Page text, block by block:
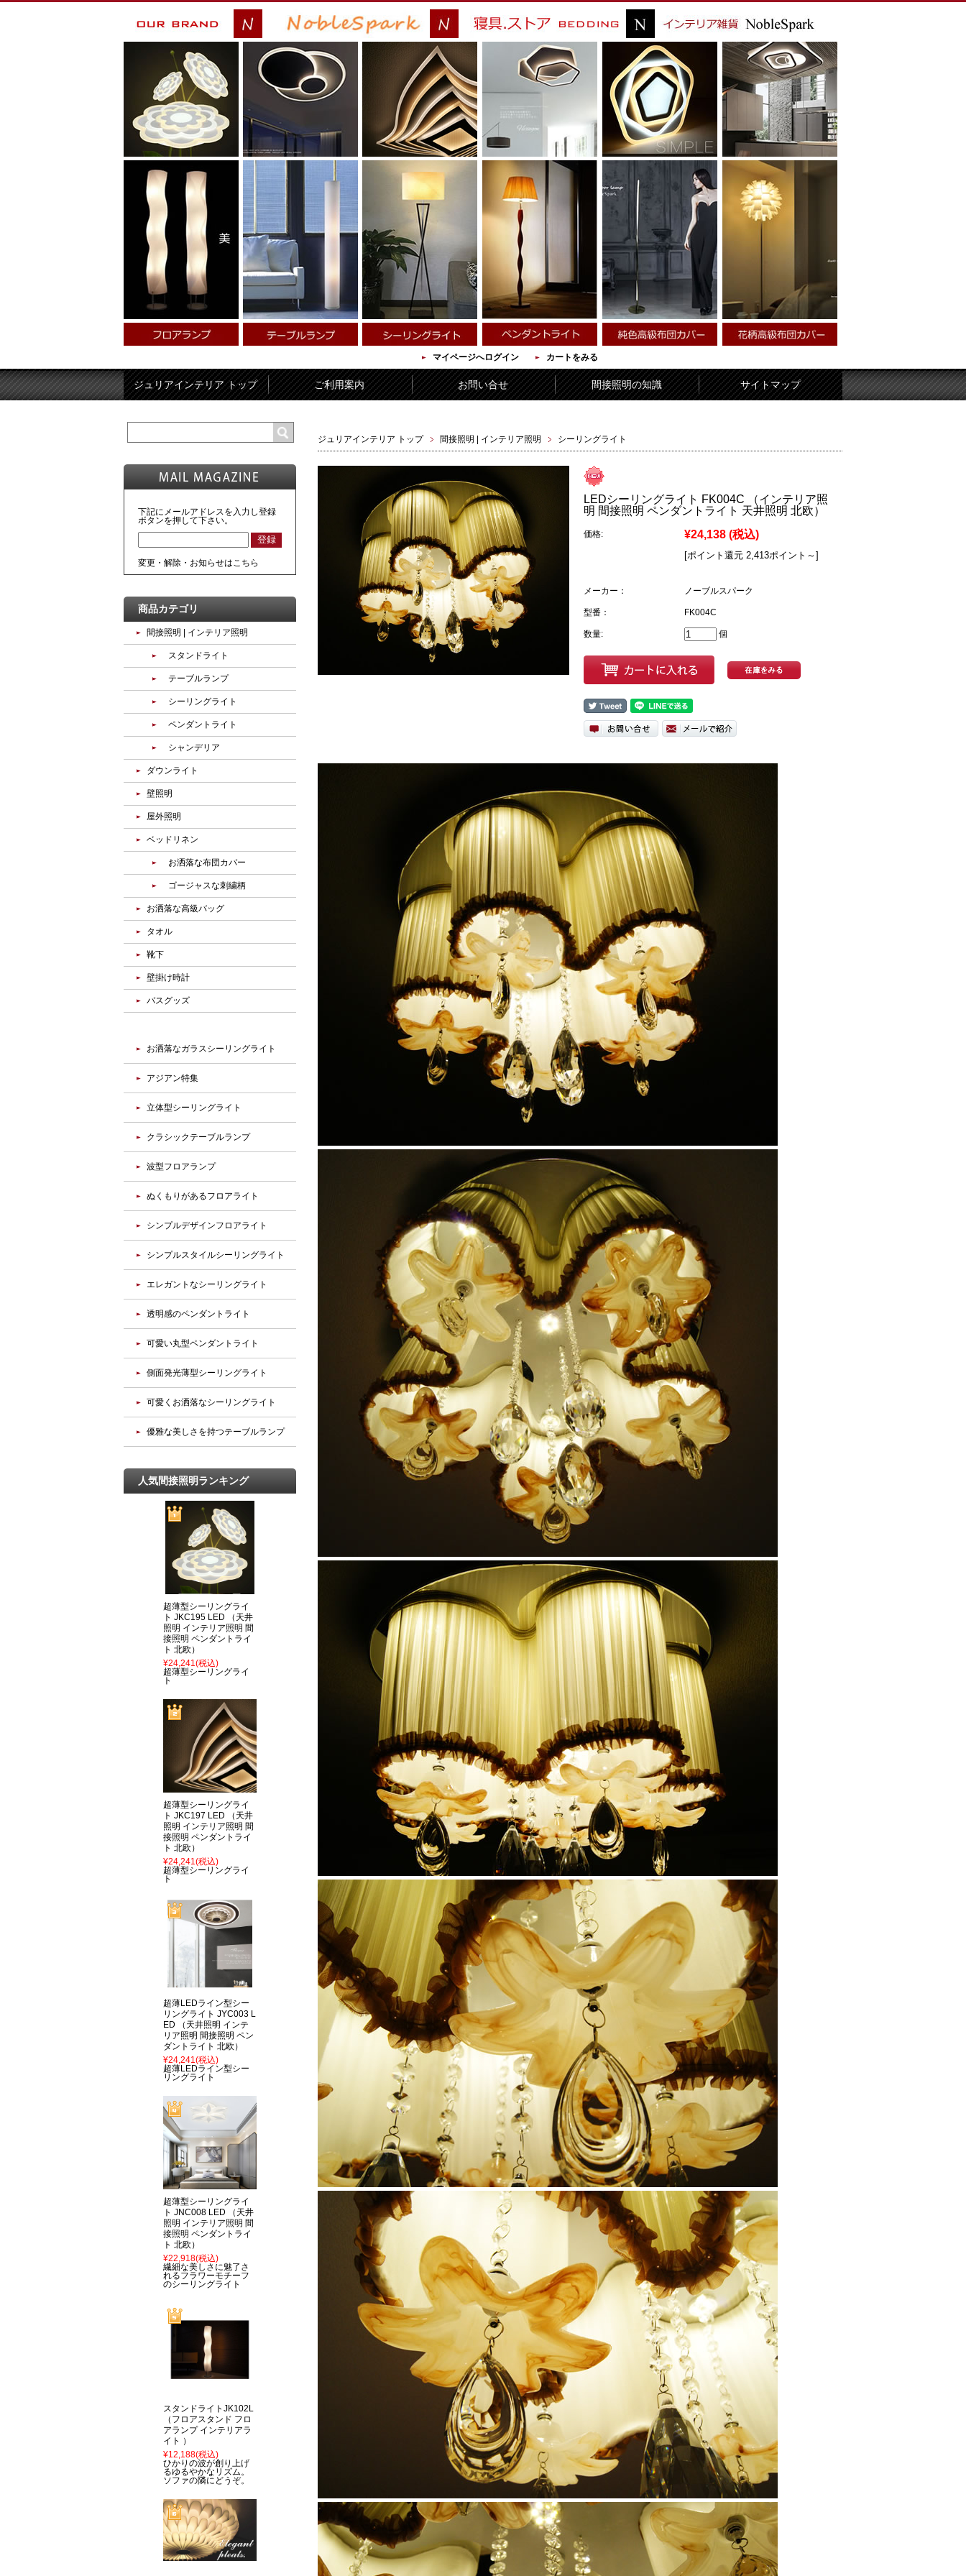
マイページへログイン カートをみる
ジュリアインテリア トップ ご利用案内 お問い合せ 間接照明の知識 サイトマップ
ジュリアインテリア トップ 間接照明 | インテリア照明 シーリングライト
LEDシーリングライト FK004C （インテリア照
明 間接照明 ペンダントライト 天井照明 北欧）
価格: ¥24,138 (税込)
[ポイント還元 2,413ポイント～]
メーカー： ノーブルスパーク
型番： FK004C
数量: 個
下記にメールアドレスを入力し登録
ボタンを押して下さい。
変更・解除・お知らせはこちら
商品カテゴリ
間接照明 | インテリア照明
スタンドライト
テーブルランプ
シーリングライト
ペンダントライト
シャンデリア
ダウンライト
壁照明
屋外照明
ベッドリネン
お洒落な布団カバー
ゴージャスな刺繍柄
お洒落な高級バッグ
タオル
靴下
壁掛け時計
バスグッズ
お洒落なガラスシーリングライト
アジアン特集
立体型シーリングライト
クラシックテーブルランプ
波型フロアランプ
ぬくもりがあるフロアライト
シンプルデザインフロアライト
シンプルスタイルシーリングライト
エレガントなシーリングライト
透明感のペンダントライト
可愛い丸型ペンダントライト
側面発光薄型シーリングライト
可愛くお洒落なシーリングライト
優雅な美しさを持つテーブルランプ
人気間接照明ランキング
超薄型シーリングライ
ト JKC195 LED （天井
照明 インテリア照明 間
接照明 ペンダントライ
ト 北欧）
¥24,241(税込)
超薄型シーリングライ
ト
超薄型シーリングライ
ト JKC197 LED （天井
照明 インテリア照明 間
接照明 ペンダントライ
ト 北欧）
¥24,241(税込)
超薄型シーリングライ
ト
超薄LEDライン型シー
リングライト JYC003 L
ED （天井照明 インテ
リア照明 間接照明 ペン
ダントライト 北欧）
¥24,241(税込)
超薄LEDライン型シー
リングライト
超薄型シーリングライ
ト JNC008 LED （天井
照明 インテリア照明 間
接照明 ペンダントライ
ト 北欧）
¥22,918(税込)
繊細な美しさに魅了さ
れるフラワーモチーフ
のシーリングライト
スタンドライトJK102L
（フロアスタンド フロ
アランプ インテリアラ
イト ）
¥12,188(税込)
ひかりの波が創り上げ
るゆるやかなリズム。
ソファの隣にどうぞ。